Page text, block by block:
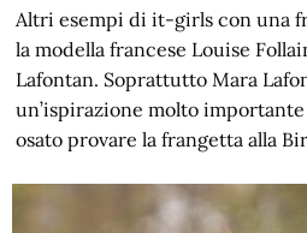
Altri esempi di it-girls con una
la modella francese Louise
Lafontan. Soprattutto Mara
un’ispirazione molto
osato provare la frangetta alla